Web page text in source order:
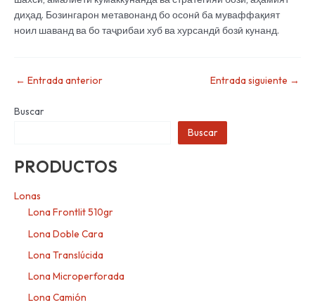
диҳад. Бозингарон метавонанд бо осонӣ ба муваффақият
ноил шаванд ва бо таҷрибаи хуб ва хурсандӣ бозӣ кунанд.
← Entrada anterior Entrada siguiente →
Buscar
Buscar
PRODUCTOS
Lonas
Lona Frontlit 510gr
Lona Doble Cara
Lona Translúcida
Lona Microperforada
Lona Camión